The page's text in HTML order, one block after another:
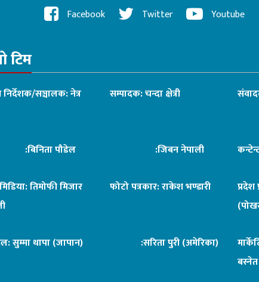
Facebook Twitter Youtube
टिम
निर्देशक/सञ्चालक: नेत्र
सम्पादक: चन्दा क्षेत्री
पौडेल :जिबन नेपाली
तिमोफी मिजार
फोटो पत्रकार: राकेश भण्डारी
प्रदेश
सुम्मा थापा (जापान) :सरिता पुरी (अमेरिका)
बस्नेत